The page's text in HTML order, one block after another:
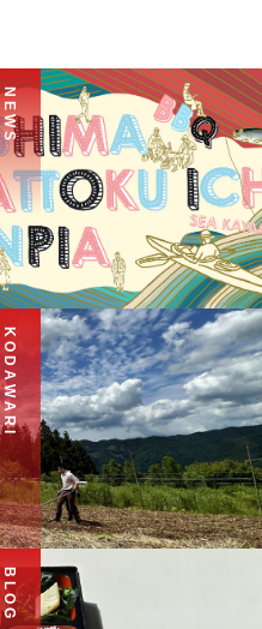
N E W S
K O D A W A R I
B L O G